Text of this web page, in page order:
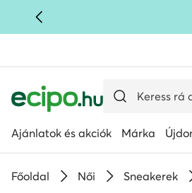
UGRÁS A FŐ TARTALOMRA
Ajánlatok és akciók Márka
Főoldal Női Sneakerek